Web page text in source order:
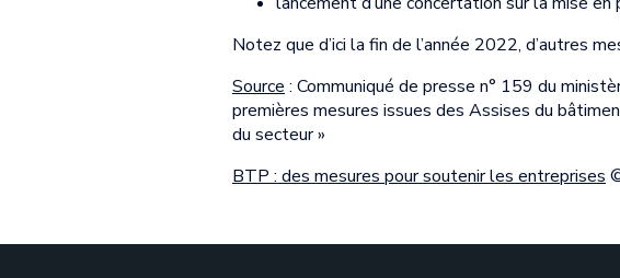
Notez que d’ici la fin de l’année 2022, d’autres
Source : Communiqué de presse n° 159 du
premières mesures issues des Assises du
du secteur »
BTP : des mesures pour soutenir les entreprises